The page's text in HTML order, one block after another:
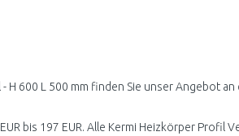
H 600 L 500 mm finden Sie unser Angebot an
bis 197 EUR. Alle Kermi Heizkörper Profil